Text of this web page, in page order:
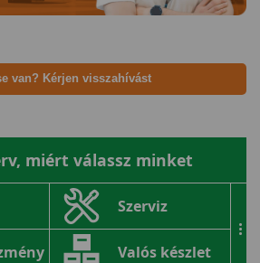
van? Kérjen visszahívást
miért válassz minket
Szerviz
Valós készlet
...